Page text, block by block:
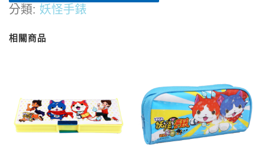
分類: 妖怪手錶
相關商品